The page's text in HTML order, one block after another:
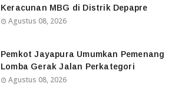
Keracunan MBG di Distrik Depapre
Agustus 08, 2026
Pemkot Jayapura Umumkan Pemenang
Lomba Gerak Jalan Perkategori
Agustus 08, 2026